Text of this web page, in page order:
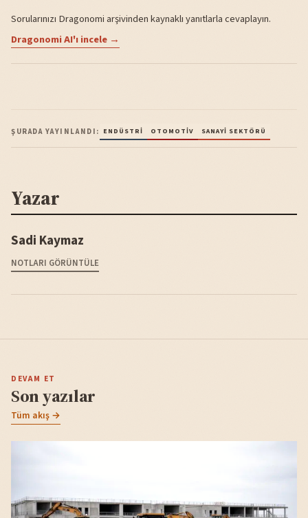
Sorularınızı Dragonomi arşivinden kaynaklı yanıtlarla cevaplayın.
Dragonomi AI'ı incele →
ŞURADA YAYINLANDI: ENDÜSTRI OTOMOTIV SANAYI SEKTÖRÜ
Yazar
Sadi Kaymaz
NOTLARI GÖRÜNTÜLE
DEVAM ET
Son yazılar
Tüm akış →